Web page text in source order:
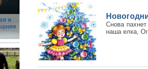
и
Снова
наша елка,